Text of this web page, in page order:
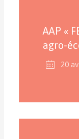
AAP «
agro-
20